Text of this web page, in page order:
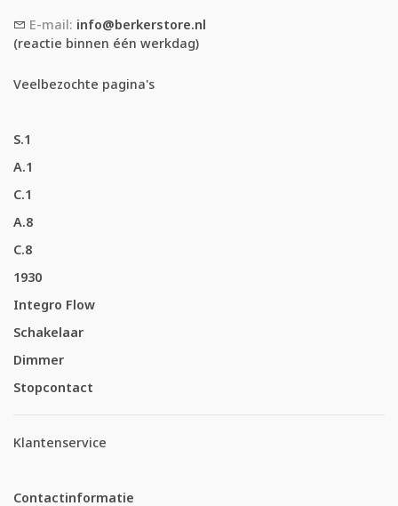
E-mail: info@berkerstore.nl
(reactie binnen één werkdag)
Veelbezochte pagina's
S.1
A.1
C.1
A.8
C.8
1930
Integro Flow
Schakelaar
Dimmer
Stopcontact
Klantenservice
Contactinformatie